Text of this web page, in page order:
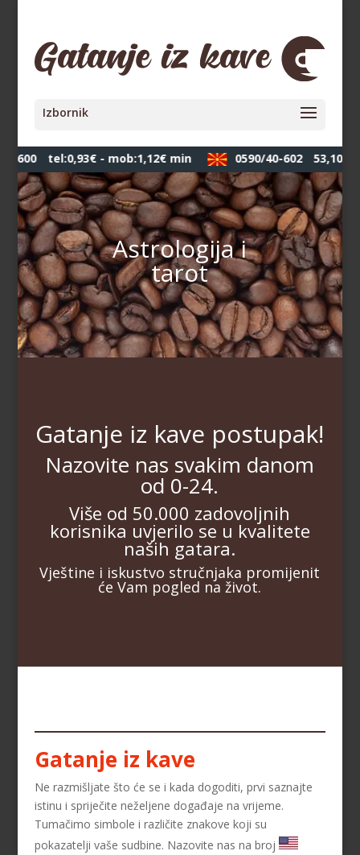
600 tel:0,93€ - mob:1,12€ min 0590/40-602 53,10
Astrologija i
tarot
Gatanje iz kave postupak!
Nazovite nas svakim danom
od 0-24.
Više od 50.000 zadovoljnih
korisnika uvjerilo se u kvalitete
naših gatara.
Vještine i iskustvo stručnjaka promijenit
će Vam pogled na život.
Gatanje iz kave
Ne razmišljate što će se i kada dogoditi, prvi saznajte
istinu i spriječite neželjene događaje na vrijeme.
Tumačimo simbole i različite znakove koji su
pokazatelji vaše sudbine. Nazovite nas na broj